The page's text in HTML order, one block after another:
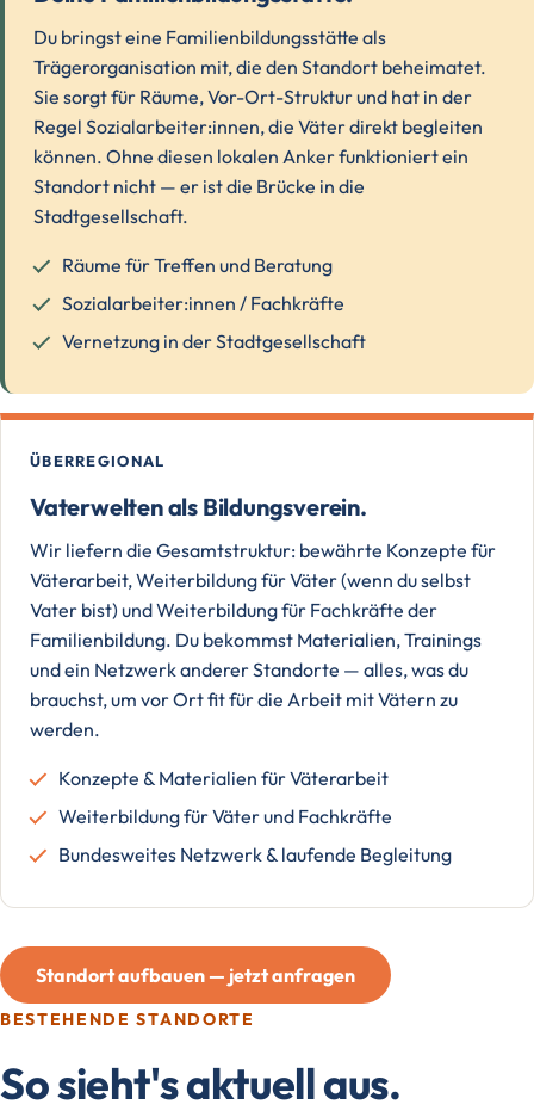
Du bringst eine Familienbildungsstätte als
Trägerorganisation mit, die den Standort beheimatet.
Sie sorgt für Räume, Vor-Ort-Struktur und hat in der
Regel Sozialarbeiter:innen, die Väter direkt begleiten
können. Ohne diesen lokalen Anker funktioniert ein
Standort nicht — er ist die Brücke in die
Stadtgesellschaft.
Räume für Treffen und Beratung
Sozialarbeiter:innen / Fachkräfte
Vernetzung in der Stadtgesellschaft
ÜBERREGIONAL
Vaterwelten als Bildungsverein.
Wir liefern die Gesamtstruktur: bewährte Konzepte für
Väterarbeit, Weiterbildung für Väter (wenn du selbst
Vater bist) und Weiterbildung für Fachkräfte der
Familienbildung. Du bekommst Materialien, Trainings
und ein Netzwerk anderer Standorte — alles, was du
brauchst, um vor Ort fit für die Arbeit mit Vätern zu
werden.
Konzepte & Materialien für Väterarbeit
Weiterbildung für Väter und Fachkräfte
Bundesweites Netzwerk & laufende Begleitung
Standort aufbauen — jetzt anfragen
BESTEHENDE STANDORTE
So sieht's aktuell aus.